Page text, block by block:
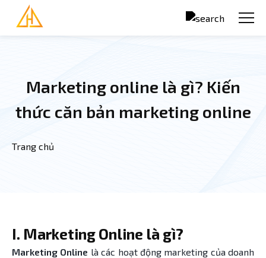
Nhảy đến nội dung
Marketing online là gì? Kiến
thức căn bản marketing online
Bạn đang ở đây
Trang chủ
I. Marketing Online là gì?
Marketing Online là các hoạt động marketing của doanh